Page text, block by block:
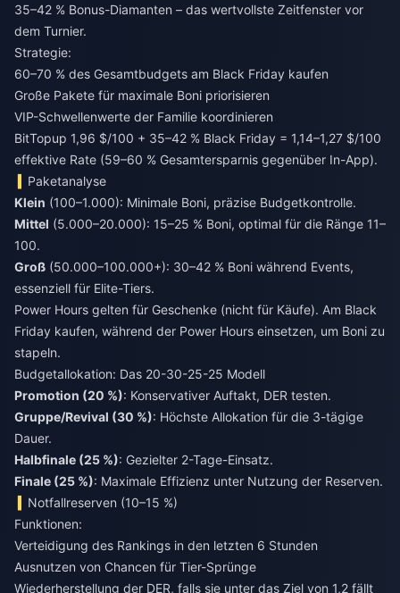
35–42 % Bonus-Diamanten – das wertvollste Zeitfenster vor
dem Turnier.
Strategie:
60–70 % des Gesamtbudgets am Black Friday kaufen
Große Pakete für maximale Boni priorisieren
VIP-Schwellenwerte der Familie koordinieren
BitTopup 1,96 $/100 + 35–42 % Black Friday = 1,14–1,27 $/100
effektive Rate (59–60 % Gesamtersparnis gegenüber In-App).
Paketanalyse
Klein (100–1.000): Minimale Boni, präzise Budgetkontrolle.
Mittel (5.000–20.000): 15–25 % Boni, optimal für die Ränge 11–
100.
Groß (50.000–100.000+): 30–42 % Boni während Events,
essenziell für Elite-Tiers.
Power Hours gelten für Geschenke (nicht für Käufe). Am Black
Friday kaufen, während der Power Hours einsetzen, um Boni zu
stapeln.
Budgetallokation: Das 20-30-25-25 Modell
Promotion (20 %): Konservativer Auftakt, DER testen.
Gruppe/Revival (30 %): Höchste Allokation für die 3-tägige
Dauer.
Halbfinale (25 %): Gezielter 2-Tage-Einsatz.
Finale (25 %): Maximale Effizienz unter Nutzung der Reserven.
Notfallreserven (10–15 %)
Funktionen:
Verteidigung des Rankings in den letzten 6 Stunden
Ausnutzen von Chancen für Tier-Sprünge
Wiederherstellung der DER, falls sie unter das Ziel von 1,2 fällt